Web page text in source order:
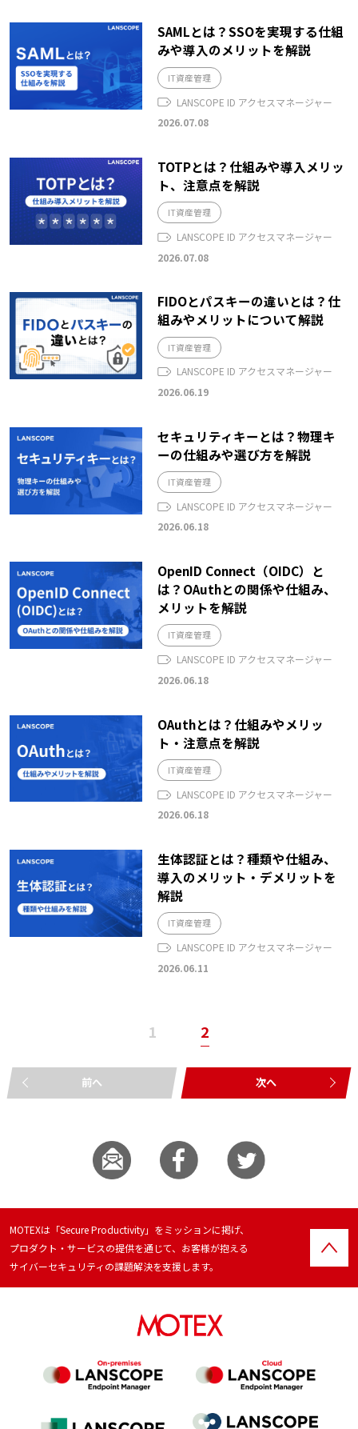
SAMLとは？SSOを実現する仕組
みや導入のメリットを解説
IT資産管理
LANSCOPE ID アクセスマネージャー
2026.07.08
TOTPとは？仕組みや導入メリッ
ト、注意点を解説
IT資産管理
LANSCOPE ID アクセスマネージャー
2026.07.08
FIDOとパスキーの違いとは？仕
組みやメリットについて解説
IT資産管理
LANSCOPE ID アクセスマネージャー
2026.06.19
セキュリティキーとは？物理キ
ーの仕組みや選び方を解説
IT資産管理
LANSCOPE ID アクセスマネージャー
2026.06.18
OpenID Connect（OIDC）と
は？OAuthとの関係や仕組み、
メリットを解説
IT資産管理
LANSCOPE ID アクセスマネージャー
2026.06.18
OAuthとは？仕組みやメリッ
ト・注意点を解説
IT資産管理
LANSCOPE ID アクセスマネージャー
2026.06.18
生体認証とは？種類や仕組み、
導入のメリット・デメリットを
解説
IT資産管理
LANSCOPE ID アクセスマネージャー
2026.06.11
前へ
1 2
次へ
MOTEXは「Secure Productivity」をミッションに掲げ、
プロダクト・サービスの提供を通じて、お客様が抱える
サイバーセキュリティの課題解決を支援します。